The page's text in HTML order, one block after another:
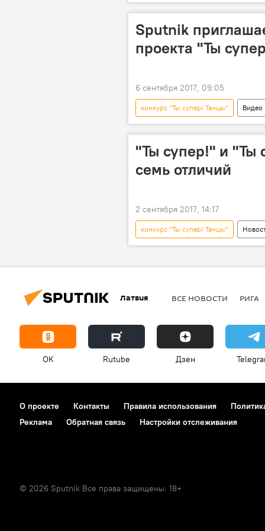
Один за всех: Эдгарс Гропе в
Sputnik
проекта "Ты
6 сентября 2017, 09:05
конкурс "Ты супер! Танцы" Видео
Один за всех: Эдгарс Гропе в
"Ты супер!" и "Ты
семь отличий
2 сентября 2017, 14:17
конкурс "Ты супер! Танцы"
Эдгарс Гропе
Александр
Латвия ВСЕ НОВОСТИ РИГА
OK Rutube Дзен
О проекте Контакты Правила использования
Реклама
Обратная связь Настройки отслеживания
© 2026 Sputnik Все права защищены. 18+